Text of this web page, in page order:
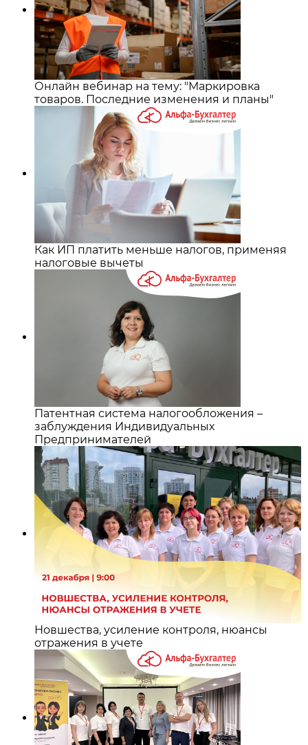
Онлайн вебинар на тему: "Маркировка
товаров. Последние изменения и планы"
Как ИП платить меньше налогов, применяя
налоговые вычеты
Патентная система налогообложения –
заблуждения Индивидуальных
Предпринимателей
Новшества, усиление контроля, нюансы
отражения в учете